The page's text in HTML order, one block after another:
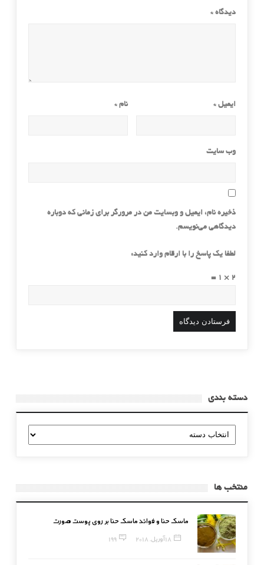
دیدگاه *
نام* ایمیل *
وب‌ سایت
ذخیره نام، ایمیل و وبسایت من در مرورگر برای زمانی که دوباره
دیدگاهی می‌نویسم.
لطفا یک پاسخ را با ارقام وارد کنید:
2 × 1 =
دسته بندی
دسته
بندی
منتخب ها
ماسک حنا و فوائد ماسک حنا بر روی پوست صورت
18 آوریل, 2018 199